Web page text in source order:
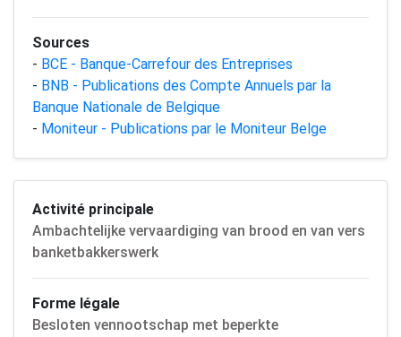
Sources
- BCE - Banque-Carrefour des Entreprises
- BNB - Publications des Compte Annuels par la
Banque Nationale de Belgique
- Moniteur - Publications par le Moniteur Belge
Activité principale
Ambachtelijke vervaardiging van brood en van vers
banketbakkerswerk
Forme légale
Besloten vennootschap met beperkte